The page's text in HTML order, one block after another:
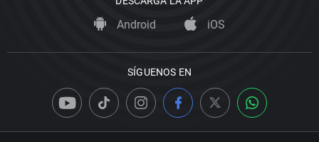
Android iOS
SÍGUENOS EN